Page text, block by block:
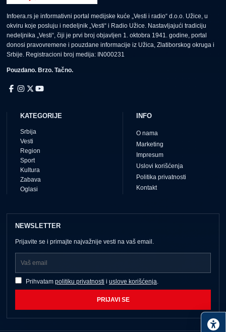
Infoera.rs je informativni portal medijske kuće „Vesti i radio“ d.o.o. Užice, u
okviru koje posluju i nedeljnik „Vesti“ i Radio Užice. Nastavljajući tradiciju
nedeljnika „Vesti“, čiji je prvi broj objavljen 1. oktobra 1941. godine, portal
donosi pravovremene i pouzdane informacije iz Užica, Zlatiborskog okruga i
Srbije. Registracioni broj medija: IN000231
Pouzdano. Brzo. Tačno.
KATEGORIJE
Srbija
Vesti
Region
Sport
Kultura
Zabava
Oglasi
INFO
O nama
Marketing
Impresum
Uslovi korišćenja
Politika privatnosti
Kontakt
NEWSLETTER
Prijavite se i primajte najvažnije vesti na vaš email.
Prihvatam politiku privatnosti i uslove korišćenja.
PRIJAVI SE